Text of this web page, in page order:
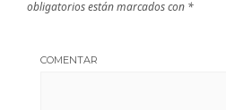
obligatorios están marcados con *
COMENTAR